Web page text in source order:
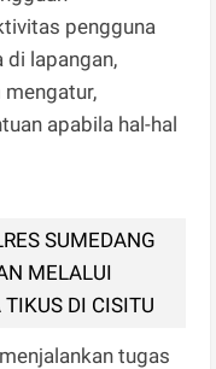
pengguna
di lapangan,
apabila hal-hal
SUMEDANG
MELALUI
DI CISITU
tugas